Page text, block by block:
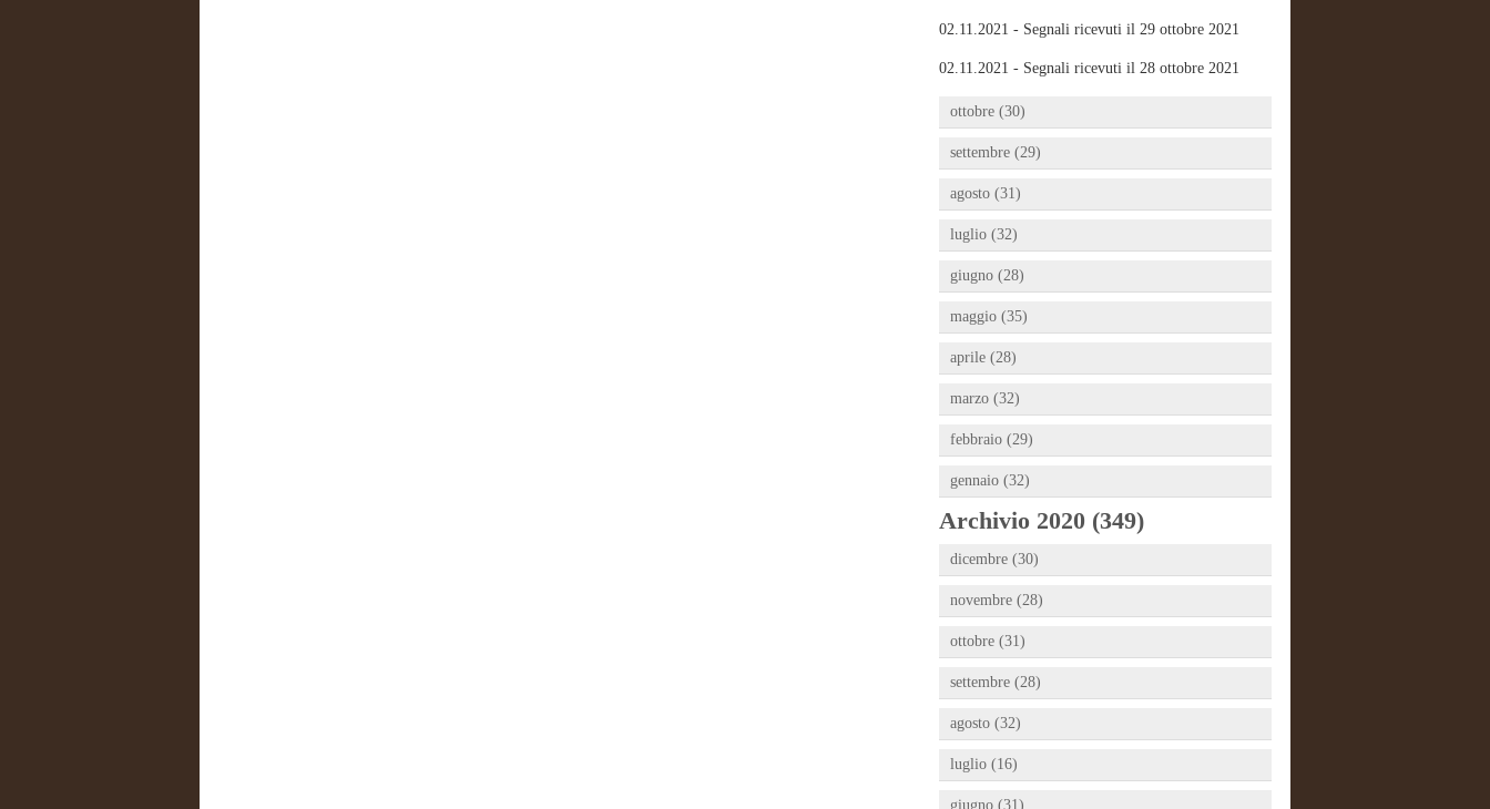
02.11.2021 - Segnali ricevuti il 29 ottobre 2021
02.11.2021 - Segnali ricevuti il 28 ottobre 2021
ottobre (30)
settembre (29)
agosto (31)
luglio (32)
giugno (28)
maggio (35)
aprile (28)
marzo (32)
febbraio (29)
gennaio (32)
Archivio 2020 (349)
dicembre (30)
novembre (28)
ottobre (31)
settembre (28)
agosto (32)
luglio (16)
giugno (31)